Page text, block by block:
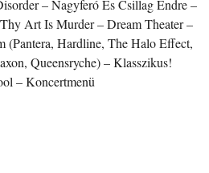
– Nagyferó És Csillag Endre –
Art Is Murder – Dream Theater –
(Pantera, Hardline, The Halo Effect,
Queensryche) – Klasszikus!
– Koncertmenü